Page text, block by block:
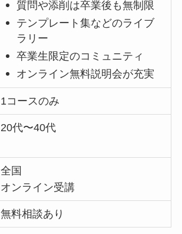
質問や添削は卒業後も無制限
テンプレート集などのライブ
ラリー
卒業生限定のコミュニティ
オンライン無料説明会が充実
1コースのみ
20代〜40代
全国
オンライン受講
無料相談あり